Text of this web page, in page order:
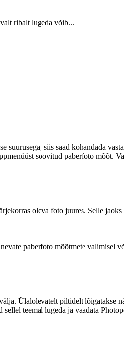
ribalt lugeda võib...
siis saad kohandada
soovitud paberfoto mõõt.
oleva foto juures. Selle
paberfoto mõõtmete valimisel
Ülalolevatelt piltidelt lõigatakse
teemal lugeda ja vaadata